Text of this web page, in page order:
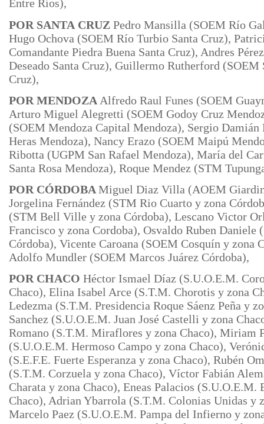
Entre Ríos),
POR SANTA CRUZ Pedro Mansilla (SOEM Río
Hugo Ochova (SOEM Río Turbio Santa Cruz),
Comandante Piedra Buena Santa Cruz), Andres
Deseado Santa Cruz), Guillermo Rutherford (SOEM
Cruz),
POR MENDOZA Alfredo Raul Funes (SOEM
Arturo Miguel Alegretti (SOEM Godoy Cruz
(SOEM Mendoza Capital Mendoza), Sergio
Heras Mendoza), Nancy Erazo (SOEM Maipú
Ribotta (UGPM San Rafael Mendoza), María del
Santa Rosa Mendoza), Roque Mendez (STM
POR CÓRDOBA Miguel Diaz Villa (AOEM
Jorgelina Fernández (STM Rio Cuarto y zona
(STM Bell Ville y zona Córdoba), Lescano Victor
Francisco y zona Cordoba), Osvaldo Ruben Daniele
Córdoba), Vicente Caroana (SOEM Cosquín y zona
Adolfo Mundler (SOEM Marcos Juárez Córdoba),
POR CHACO Héctor Ismael Díaz (S.U.O.E.M.
Chaco), Elina Isabel Arce (S.T.M. Chorotis y zona
Ledezma (S.T.M. Presidencia Roque Sáenz Peña y
Sanchez (S.U.O.E.M. Juan José Castelli y zona
Romano (S.T.M. Miraflores y zona Chaco), Miriam
(S.U.O.E.M. Hermoso Campo y zona Chaco),
(S.E.F.E. Fuerte Esperanza y zona Chaco), Rubén
(S.T.M. Corzuela y zona Chaco), Víctor Fabián
Charata y zona Chaco), Eneas Palacios (S.U.O.E.M.
Chaco), Adrian Ybarrola (S.T.M. Colonias Unidas y
Marcelo Paez (S.U.O.E.M. Pampa del Infierno y